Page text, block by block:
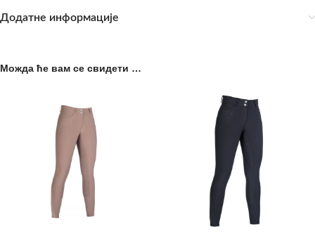
Додатне информације
Можда ће вам се свидети …